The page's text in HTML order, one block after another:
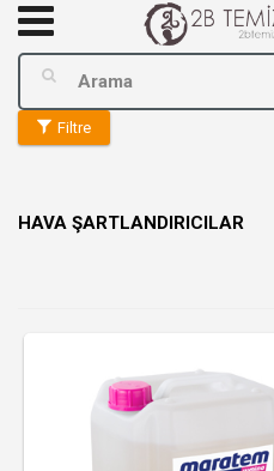
Filtre
HAVA ŞARTLANDIRICILAR